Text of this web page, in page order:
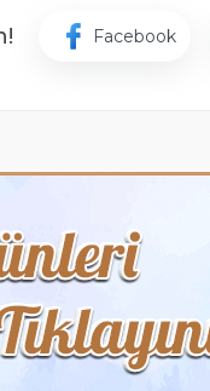
Facebook